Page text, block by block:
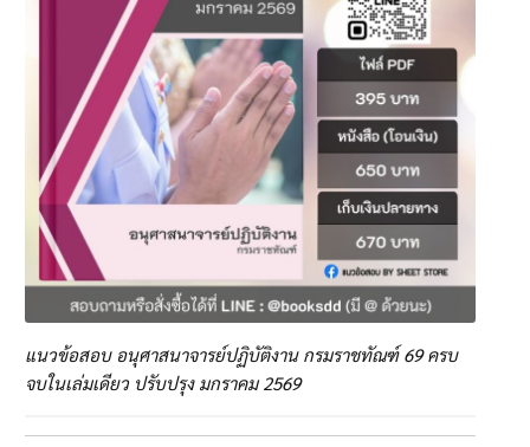
แนวข้อสอบ อนุศาสนาจารย์ปฏิบัติงาน กรมราชทัณฑ์ 69 ครบ
จบในเล่มเดียว ปรับปรุง มกราคม 2569